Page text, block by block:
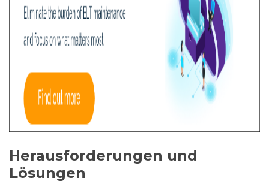
Herausforderungen und
Lösungen